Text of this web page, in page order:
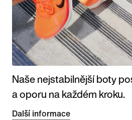
Naše nejstabilnější boty
a oporu na každém kroku.
Další informace